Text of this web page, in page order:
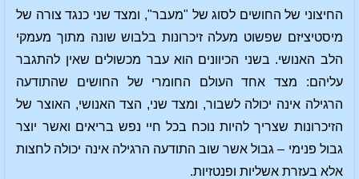
החיצוני של החושים לסוג של "מעבר", ומצד שני כנגד צורה של
מיסטיציזם שפשוט מעלה זיכרונות בלבוש שונה מתוך מעמקי
הלב האנושי. בשני הכיוונים הוא עבר מכשולים שאין להתגבר
עליהם: מצד אחד העולם החומרי של החושים שהתודעה
הרגילה אינה יכולה לשבור, ומצד שני, הצד האנושי, האוצר של
הזיכרונות שצריך להיות נוכח בכל חיי נפש בריאים ואשר יוצר
גבול פנימי – גבול אשר שוב התודעה הרגילה אינה יכולה לחצות
אלא בעזרת אשליות ופנטזיות.